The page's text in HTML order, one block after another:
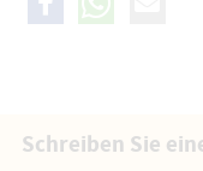
Schreiben Sie